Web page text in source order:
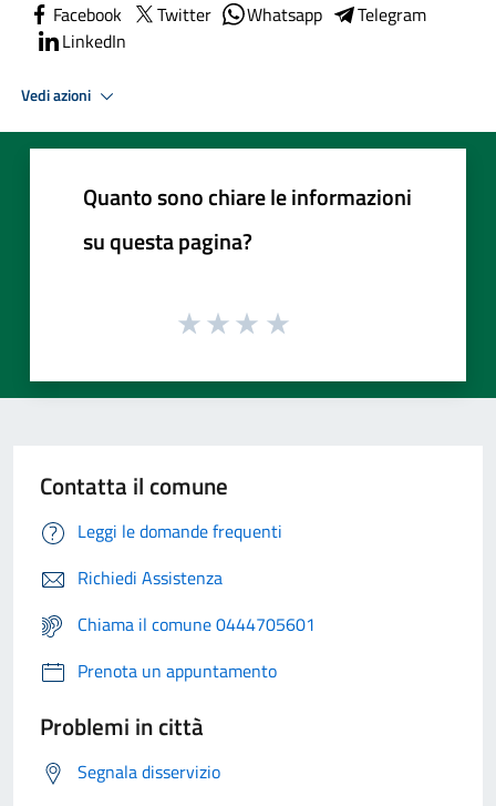
Facebook Twitter Whatsapp
Telegram
LinkedIn
Vedi azioni
Quanto sono chiare le informazioni
su questa pagina?
Contatta il comune
Leggi le domande frequenti
Richiedi Assistenza
Chiama il comune 0444705601
Prenota un appuntamento
Problemi in città
Segnala disservizio